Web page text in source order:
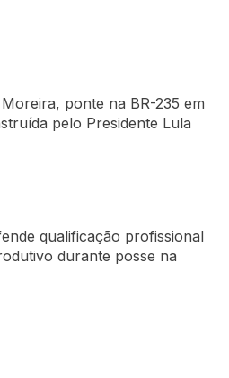
ponte na BR-235 em
pelo Presidente Lula
qualificação profissional
durante posse na